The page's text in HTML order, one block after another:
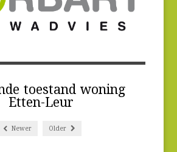
toestand woning
Etten-Leur
Newer Older